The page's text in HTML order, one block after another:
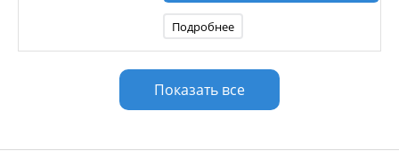
Подробнее
Показать все